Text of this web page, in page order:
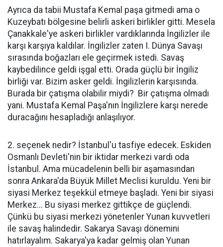
Ayrıca da tabii Mustafa Kemal paşa gitmedi ama o
Kuzeybatı bölgesine belirli askeri birlikler gitti. Mesela
Çanakkale'ye askeri birlikler vardıklarında İngilizler ile
karşı karşıya kaldılar. İngilizler zaten I. Dünya Savaşı
sırasında boğazları ele geçirmek istedi. Savaş
kaybedilince geldi işgal etti. Orada güçlü bir İngiliz
birliği var. Bizim asker geldi. İngilizlerin karşısında.
Burada bir çatışma olabilir miydi? Bir çatışma olmadı
yani. Mustafa Kemal Paşa'nın İngilizlere karşı nerede
duracağını hesapladığı anlaşılıyor.
2. seçenek nedir? İstanbul'u tasfiye edecek. Eskiden
Osmanlı Devleti'nin bir iktidar merkezi vardı oda
İstanbul. Ama mücadelenin belli bir aşamasından
sonra Ankara'da Büyük Millet Meclisi kuruldu. Yeni bir
siyasi Merkez teşekkül etmeye başladı. Yeni bir siyasi
Merkez... Bu siyasi merkez gittikçe de güçlendi.
Çünkü bu siyasi merkezi yönetenler Yunan kuvvetleri
ile savaş halindedir. Sakarya Savaşı dönemini
hatırlayalım. Sakarya'ya kadar gelmiş olan Yunan